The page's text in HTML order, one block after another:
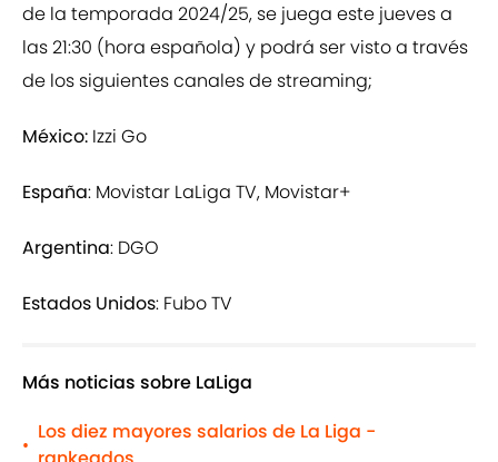
de la temporada 2024/25, se juega este jueves a
las 21:30 (hora española) y podrá ser visto a través
de los siguientes canales de streaming;
México: Izzi Go
España: Movistar LaLiga TV, Movistar+
Argentina: DGO
Estados Unidos: Fubo TV
Más noticias sobre LaLiga
•
Los diez mayores salarios de La Liga -